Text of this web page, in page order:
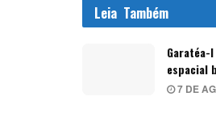
Leia Também
espacial
7 DE